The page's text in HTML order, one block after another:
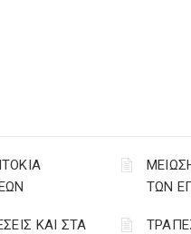
ΤΩΝ
ΚΑΙ ΣΤΑ